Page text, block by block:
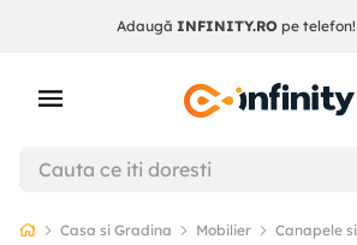
Adaugă INFINITY.ROpe telefon!
Casa si Gradina Mobilier Canapele